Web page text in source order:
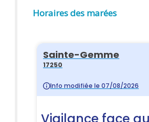
Horaires des marées